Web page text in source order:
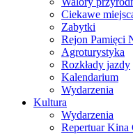
Ciekawe
Zabytki
Rejon Pamięci
Agroturystyka
Rozkłady jazdy
Kalendarium
Wydarzenia
Kultura
Wydarzenia
Repertuar Kina